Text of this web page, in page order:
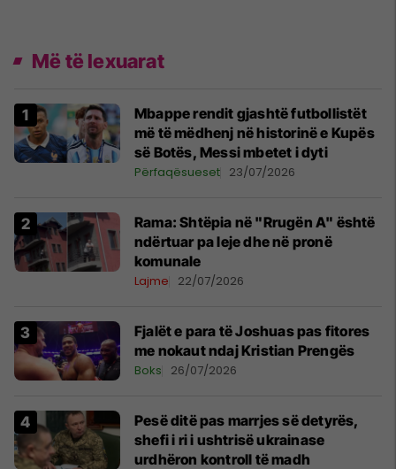
Më të lexuarat
Mbappe rendit gjashtë futbollistët
më të mëdhenj në historinë e Kupës
së Botës, Messi mbetet i dyti
Përfaqësueset 23/07/2026
Rama: Shtëpia në "Rrugën A" është
ndërtuar pa leje dhe në pronë
komunale
Lajme 22/07/2026
Fjalët e para të Joshuas pas fitores
me nokaut ndaj Kristian Prengës
Boks 26/07/2026
Pesë ditë pas marrjes së detyrës,
shefi i ri i ushtrisë ukrainase
urdhëron kontroll të madh